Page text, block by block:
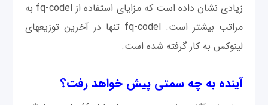
زیادی نشان داده است که مزایای استفاده از fq-codel به
مراتب بیشتر است. fq-codel تنها در آخرین توزیع‎های
لینوکس به کار گرفته شده است.
آینده به چه سمتی پیش خواهد رفت؟